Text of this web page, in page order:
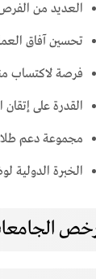
العديد من
تحسين آفاق
فرصة لاكتساب
القدرة على إتقان
مجموعة دعم
الخبرة الدولية
الجامعات